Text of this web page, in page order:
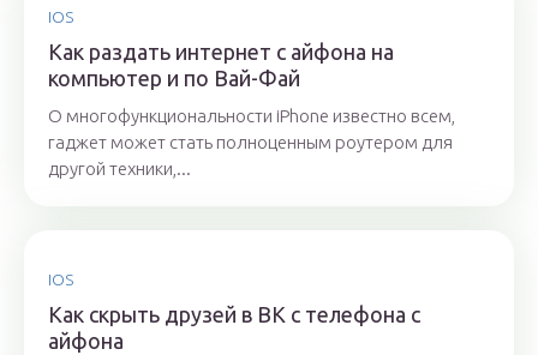
IOS
Как раздать интернет с айфона на
компьютер и по Вай-Фай
О многофункциональности iPhone известно всем,
гаджет может стать полноценным роутером для
другой техники,...
IOS
Как скрыть друзей в ВК с телефона с
айфона